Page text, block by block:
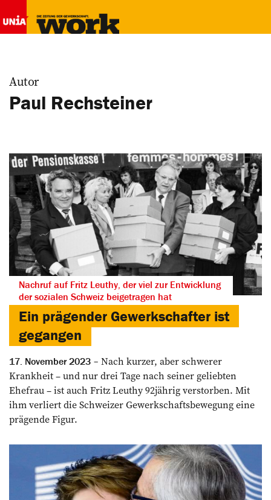
Autor
Paul Rechsteiner
Nachruf auf Fritz Leuthy, der viel zur Entwicklung
der sozialen Schweiz beigetragen hat
Ein prägender Gewerkschafter ist
gegangen
17. November 2023
Nach kurzer, aber schwerer
Krankheit – und nur drei Tage nach seiner geliebten
Ehefrau – ist auch Fritz Leuthy 92jährig verstorben. Mit
ihm verliert die Schweizer Gewerkschafts­bewegung eine
prägende Figur.